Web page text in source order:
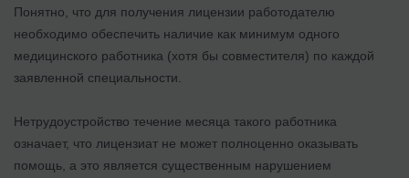
Понятно, что для получения лицензии работодателю
необходимо обеспечить наличие как минимум одного
медицинского работника (хотя бы совместителя) по каждой
заявленной специальности.
Нетрудоустройство течение месяца такого работника
означает, что лицензиат не может полноценно оказывать
помощь, а это является существенным нарушением